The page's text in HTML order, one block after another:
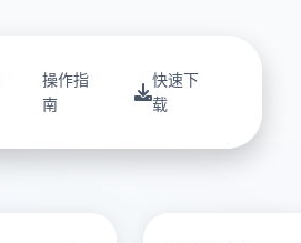
操作指
南
快速下
载